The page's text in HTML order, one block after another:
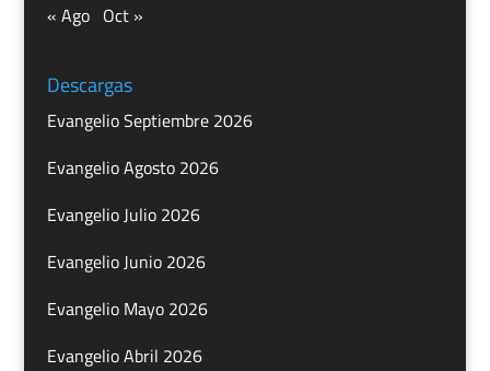
« Ago Oct »
Descargas
Evangelio Septiembre 2026
Evangelio Agosto 2026
Evangelio Julio 2026
Evangelio Junio 2026
Evangelio Mayo 2026
Evangelio Abril 2026